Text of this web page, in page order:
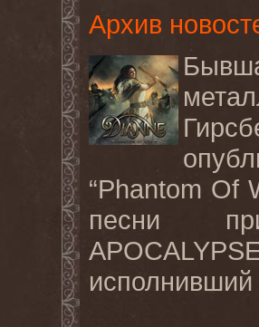
Архив
“Phantom Of
песни
исполнивший